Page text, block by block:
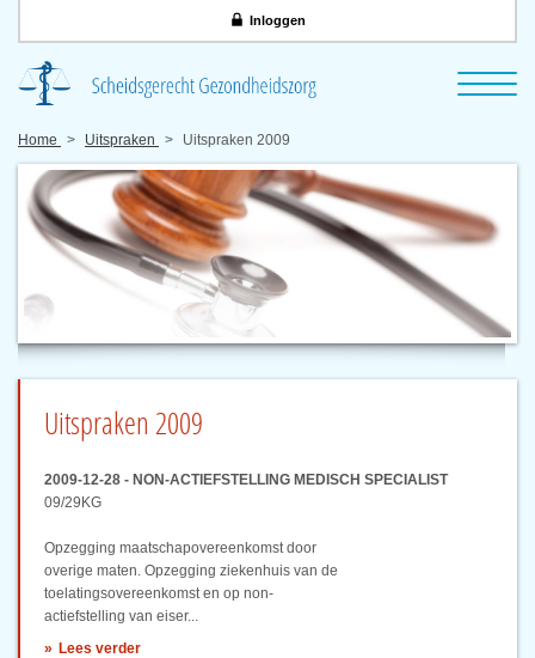
Inloggen
Home Uitspraken Uitspraken 2009
Uitspraken 2009
2009-12-28 - NON-ACTIEFSTELLING MEDISCH SPECIALIST
09/29KG
Opzegging maatschapovereenkomst door
overige maten. Opzegging ziekenhuis van de
toelatingsovereenkomst en op non-
actiefstelling van eiser...
Lees verder